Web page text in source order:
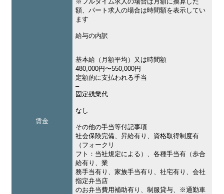
賃金
額、パート求人の場合は時間額を表示してい
ます
給与の内訳
基本給（月額平均）又は時間額
480,000円〜550,000円
定額的に支払われる手当
–
固定残業代
なし
その他の手当等付記事項
社会保険完備、昇給有り、資格取得制度有
（フォークリ
フト：当社規定による）、各種手当有（歩合
給有り、業
務手当有り、家族手当有り、社宅有り、会社
指定弁当店
のお弁当費用補助有り、制服貸与、※通勤車